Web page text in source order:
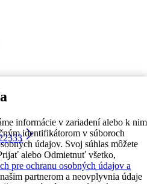
informácie v zariadení alebo k nim
identifikátorom v súboroch
údajov. Svoj súhlas môžete
alebo Odmietnuť všetko,
pre ochranu osobných údajov a
partnerom a neovplyvnia údaje